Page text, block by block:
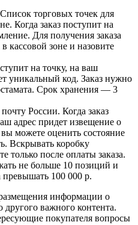
торговых точек для
Когда заказ поступит на
Для получения заказа
кассовой зоне и назовите
на точку, на ваш
уникальный код. Заказ нужно
Срок хранения — 3
России. Когда заказ
адрес придет извещение о
можете оценить состояние
Вскрывать коробку
только после оплаты заказа.
не больше 10 позиций и
превышать 100 000 р.
информации о
другого важного контента.
покупателя вопросы